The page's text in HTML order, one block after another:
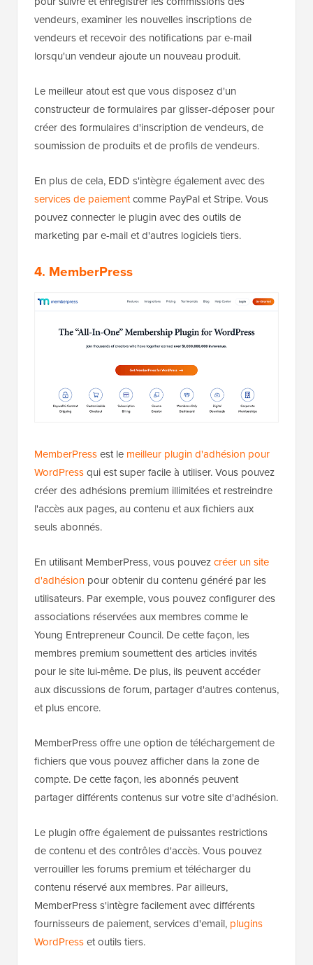
vendeurs, examiner les nouvelles inscriptions de
vendeurs et recevoir des notifications par e-mail
lorsqu'un vendeur ajoute un nouveau produit.
Le meilleur atout est que vous disposez d'un
constructeur de formulaires par glisser-déposer pour
créer des formulaires d'inscription de vendeurs, de
soumission de produits et de profils de vendeurs.
En plus de cela, EDD s'intègre également avec des
services de paiementcomme PayPal et Stripe. Vous
pouvez connecter le plugin avec des outils de
marketing par e-mail et d'autres logiciels tiers.
4. MemberPress
MemberPressest le meilleur plugin d'adhésion pour
WordPressqui est super facile à utiliser. Vous pouvez
créer des adhésions premium illimitées et restreindre
l'accès aux pages, au contenu et aux fichiers aux
seuls abonnés.
En utilisant MemberPress, vous pouvezcréer un site
d'adhésion pour obtenir du contenu généré par les
utilisateurs. Par exemple, vous pouvez configurer des
associations réservées aux membres comme le
Young Entrepreneur Council. De cette façon, les
membres premium soumettent des articles invités
pour le site lui-même. De plus, ils peuvent accéder
aux discussions de forum, partager d'autres contenus,
et plus encore.
MemberPress offre une option de téléchargement de
fichiers que vous pouvez afficher dans la zone de
compte. De cette façon, les abonnés peuvent
partager différents contenus sur votre site d'adhésion.
Le plugin offre également de puissantes restrictions
de contenu et des contrôles d'accès. Vous pouvez
verrouiller les forums premium et télécharger du
contenu réservé aux membres. Par ailleurs,
MemberPress s'intègre facilement avec différents
fournisseurs de paiement, services d'email, plugins
WordPresset outils tiers.